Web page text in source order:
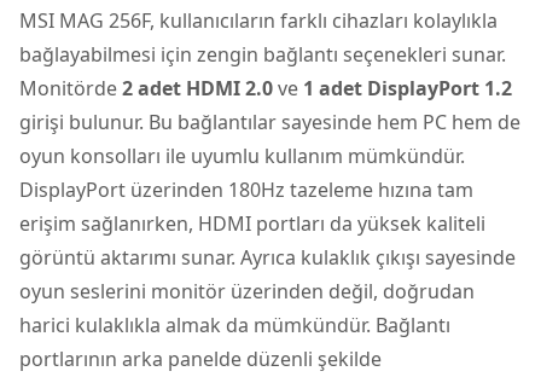
MSI MAG 256F, kullanıcıların farklı cihazları kolaylıkla
bağlayabilmesi için zengin bağlantı seçenekleri sunar.
Monitörde2 adet HDMI 2.0ve 1 adet DisplayPort 1.2
girişi bulunur. Bu bağlantılar sayesinde hem PC hem de
oyun konsolları ile uyumlu kullanım mümkündür.
DisplayPort üzerinden 180Hz tazeleme hızına tam
erişim sağlanırken, HDMI portları da yüksek kaliteli
görüntü aktarımı sunar. Ayrıca kulaklık çıkışı sayesinde
oyun seslerini monitör üzerinden değil, doğrudan
harici kulaklıkla almak da mümkündür. Bağlantı
portlarının arka panelde düzenli şekilde